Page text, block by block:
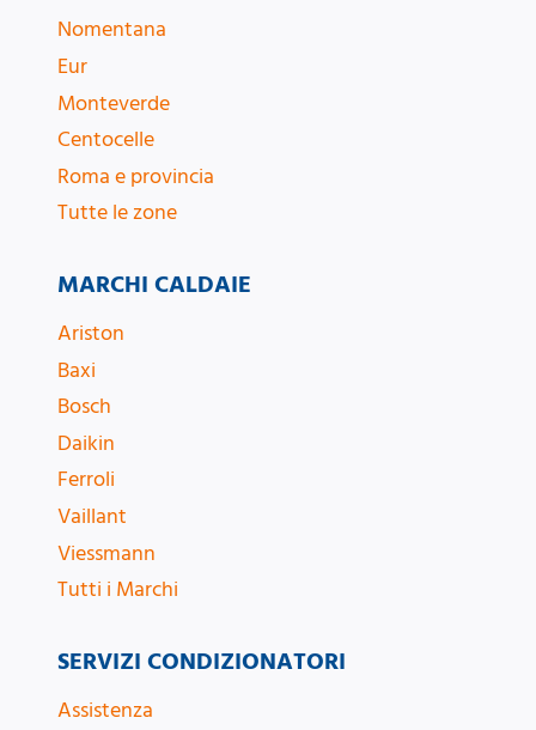
Nomentana
Eur
Monteverde
Centocelle
Roma e provincia
Tutte le zone
MARCHI CALDAIE
Ariston
Baxi
Bosch
Daikin
Ferroli
Vaillant
Viessmann
Tutti i Marchi
SERVIZI CONDIZIONATORI
Assistenza